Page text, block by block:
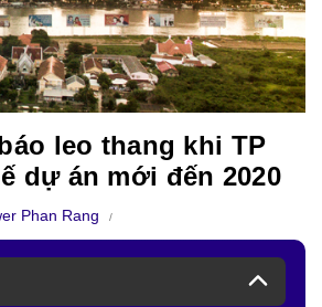
leo thang khi TP
dự án mới đến 2020
Phan Rang